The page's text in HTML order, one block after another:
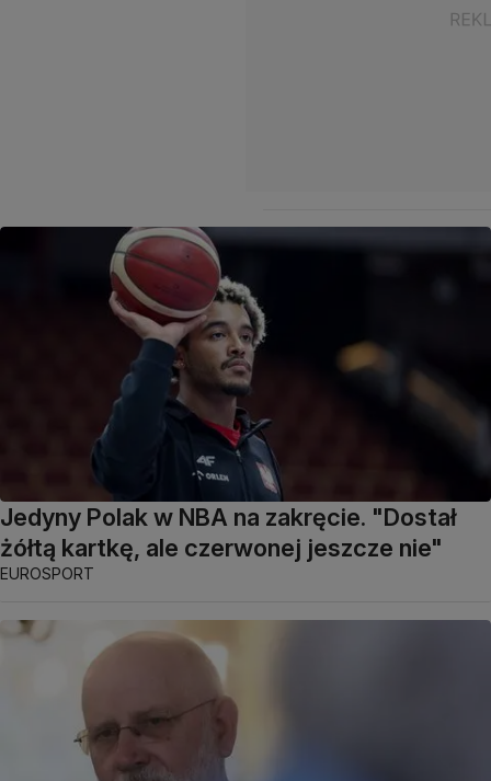
Jedyny Polak w NBA na zakręcie. "Dostał
żółtą kartkę, ale czerwonej jeszcze nie"
EUROSPORT